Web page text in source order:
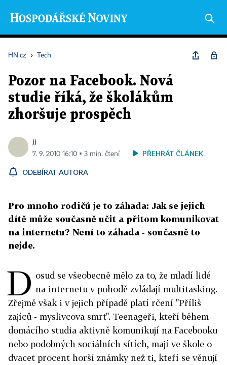
HN.cz › Tech
Pozor na Facebook. Nová
studie říká, že školákům
zhoršuje prospěch
jj
7. 9. 2010 16:10 ▪ 3 min. čtení PŘEHRÁT ČLÁNEK
ODEBÍRAT AUTORA
Pro mnoho rodičů je to záhada: Jak se jejich
dítě může současně učit a přitom komunikovat
na internetu? Není to záhada - současně to
nejde.
D osud se všeobecně mělo za to, že mladí lidé
na internetu v pohodě zvládají multitasking.
Zřejmě však i v jejich případě platí rčení "Příliš
zajíců - myslivcova smrt". Teenageři, kteří během
domácího studia aktivně komunikují na Facebooku
nebo podobných sociálních sítích, mají ve škole o
dvacet procent horší známky než ti, kteří se věnují